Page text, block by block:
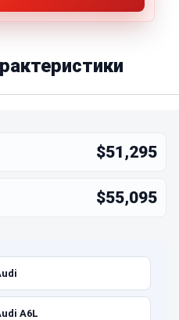
$51,295
$55,095
A6L